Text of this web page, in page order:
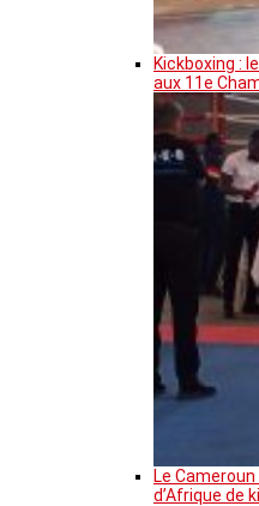
Kickboxing :
aux 11e
Le
d’Afrique de